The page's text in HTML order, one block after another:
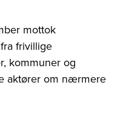
mottok
frivillige
kommuner og
aktører om nærmere